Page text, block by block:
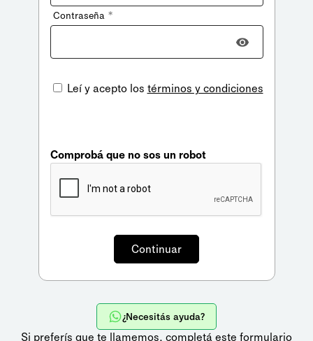
+598
Contraseña *
Leí y acepto los términos y condiciones
Comprobá que no sos un robot
¿Necesitás ayuda?
Si preferís que te llamemos, completá este formulario